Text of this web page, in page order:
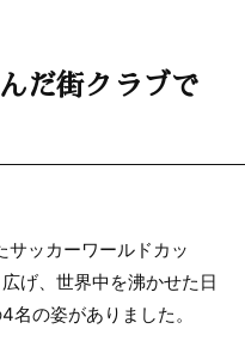
だ街クラブで
ッカーワールドカッ
げ、世界中を沸かせた日
の姿がありました。